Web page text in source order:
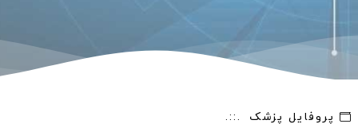
پروفایل پزشک